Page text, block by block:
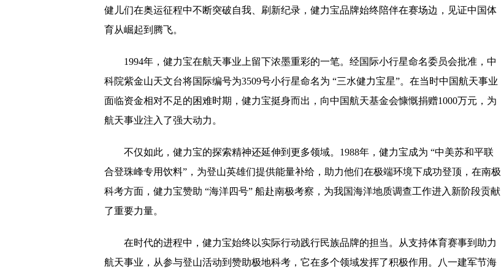
健儿们在奥运征程中不断突破自我、刷新纪录，健力宝品牌始终陪伴在赛场边，见证中国体
育从崛起到腾飞。
1994年，健力宝在航天事业上留下浓墨重彩的一笔。经国际小行星命名委员会批准，中
科院紫金山天文台将国际编号为3509号小行星命名为 “三水健力宝星”。在当时中国航天事业
面临资金相对不足的困难时期，健力宝挺身而出，向中国航天基金会慷慨捐赠1000万元，为
航天事业注入了强大动力。
不仅如此，健力宝的探索精神还延伸到更多领域。1988年，健力宝成为 “中美苏和平联
合登珠峰专用饮料”，为登山英雄们提供能量补给，助力他们在极端环境下成功登顶，在南极
科考方面，健力宝赞助 “海洋四号” 船赴南极考察，为我国海洋地质调查工作进入新阶段贡献
了重要力量。
在时代的进程中，健力宝始终以实际行动践行民族品牌的担当。从支持体育赛事到助力
航天事业，从参与登山活动到赞助极地科考，它在多个领域发挥了积极作用。八一建军节海